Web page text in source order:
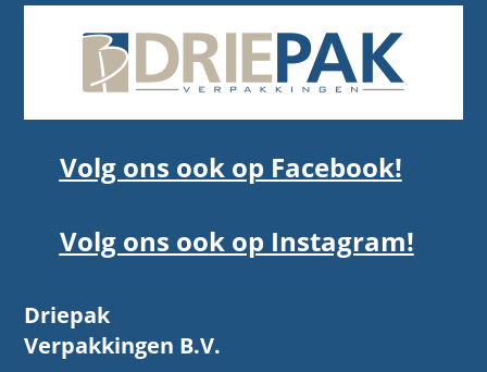
Volg ons ook op Facebook!
Volg ons ook op Instagram!
Driepak
Verpakkingen B.V.